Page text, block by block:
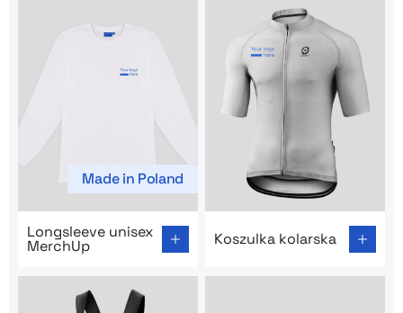
Made in Poland
Longsleeve unisex
MerchUp
Koszulka kolarska